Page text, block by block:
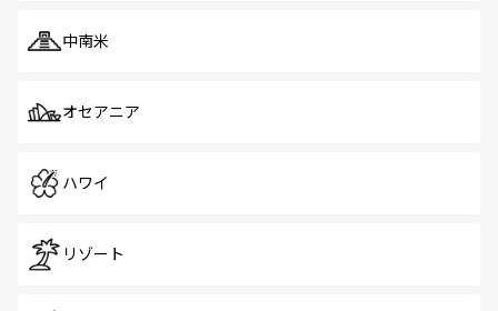
中南米
オセアニア
ハワイ
リゾート